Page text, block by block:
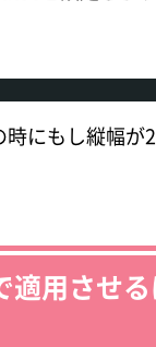
にもし縦幅が
用させ